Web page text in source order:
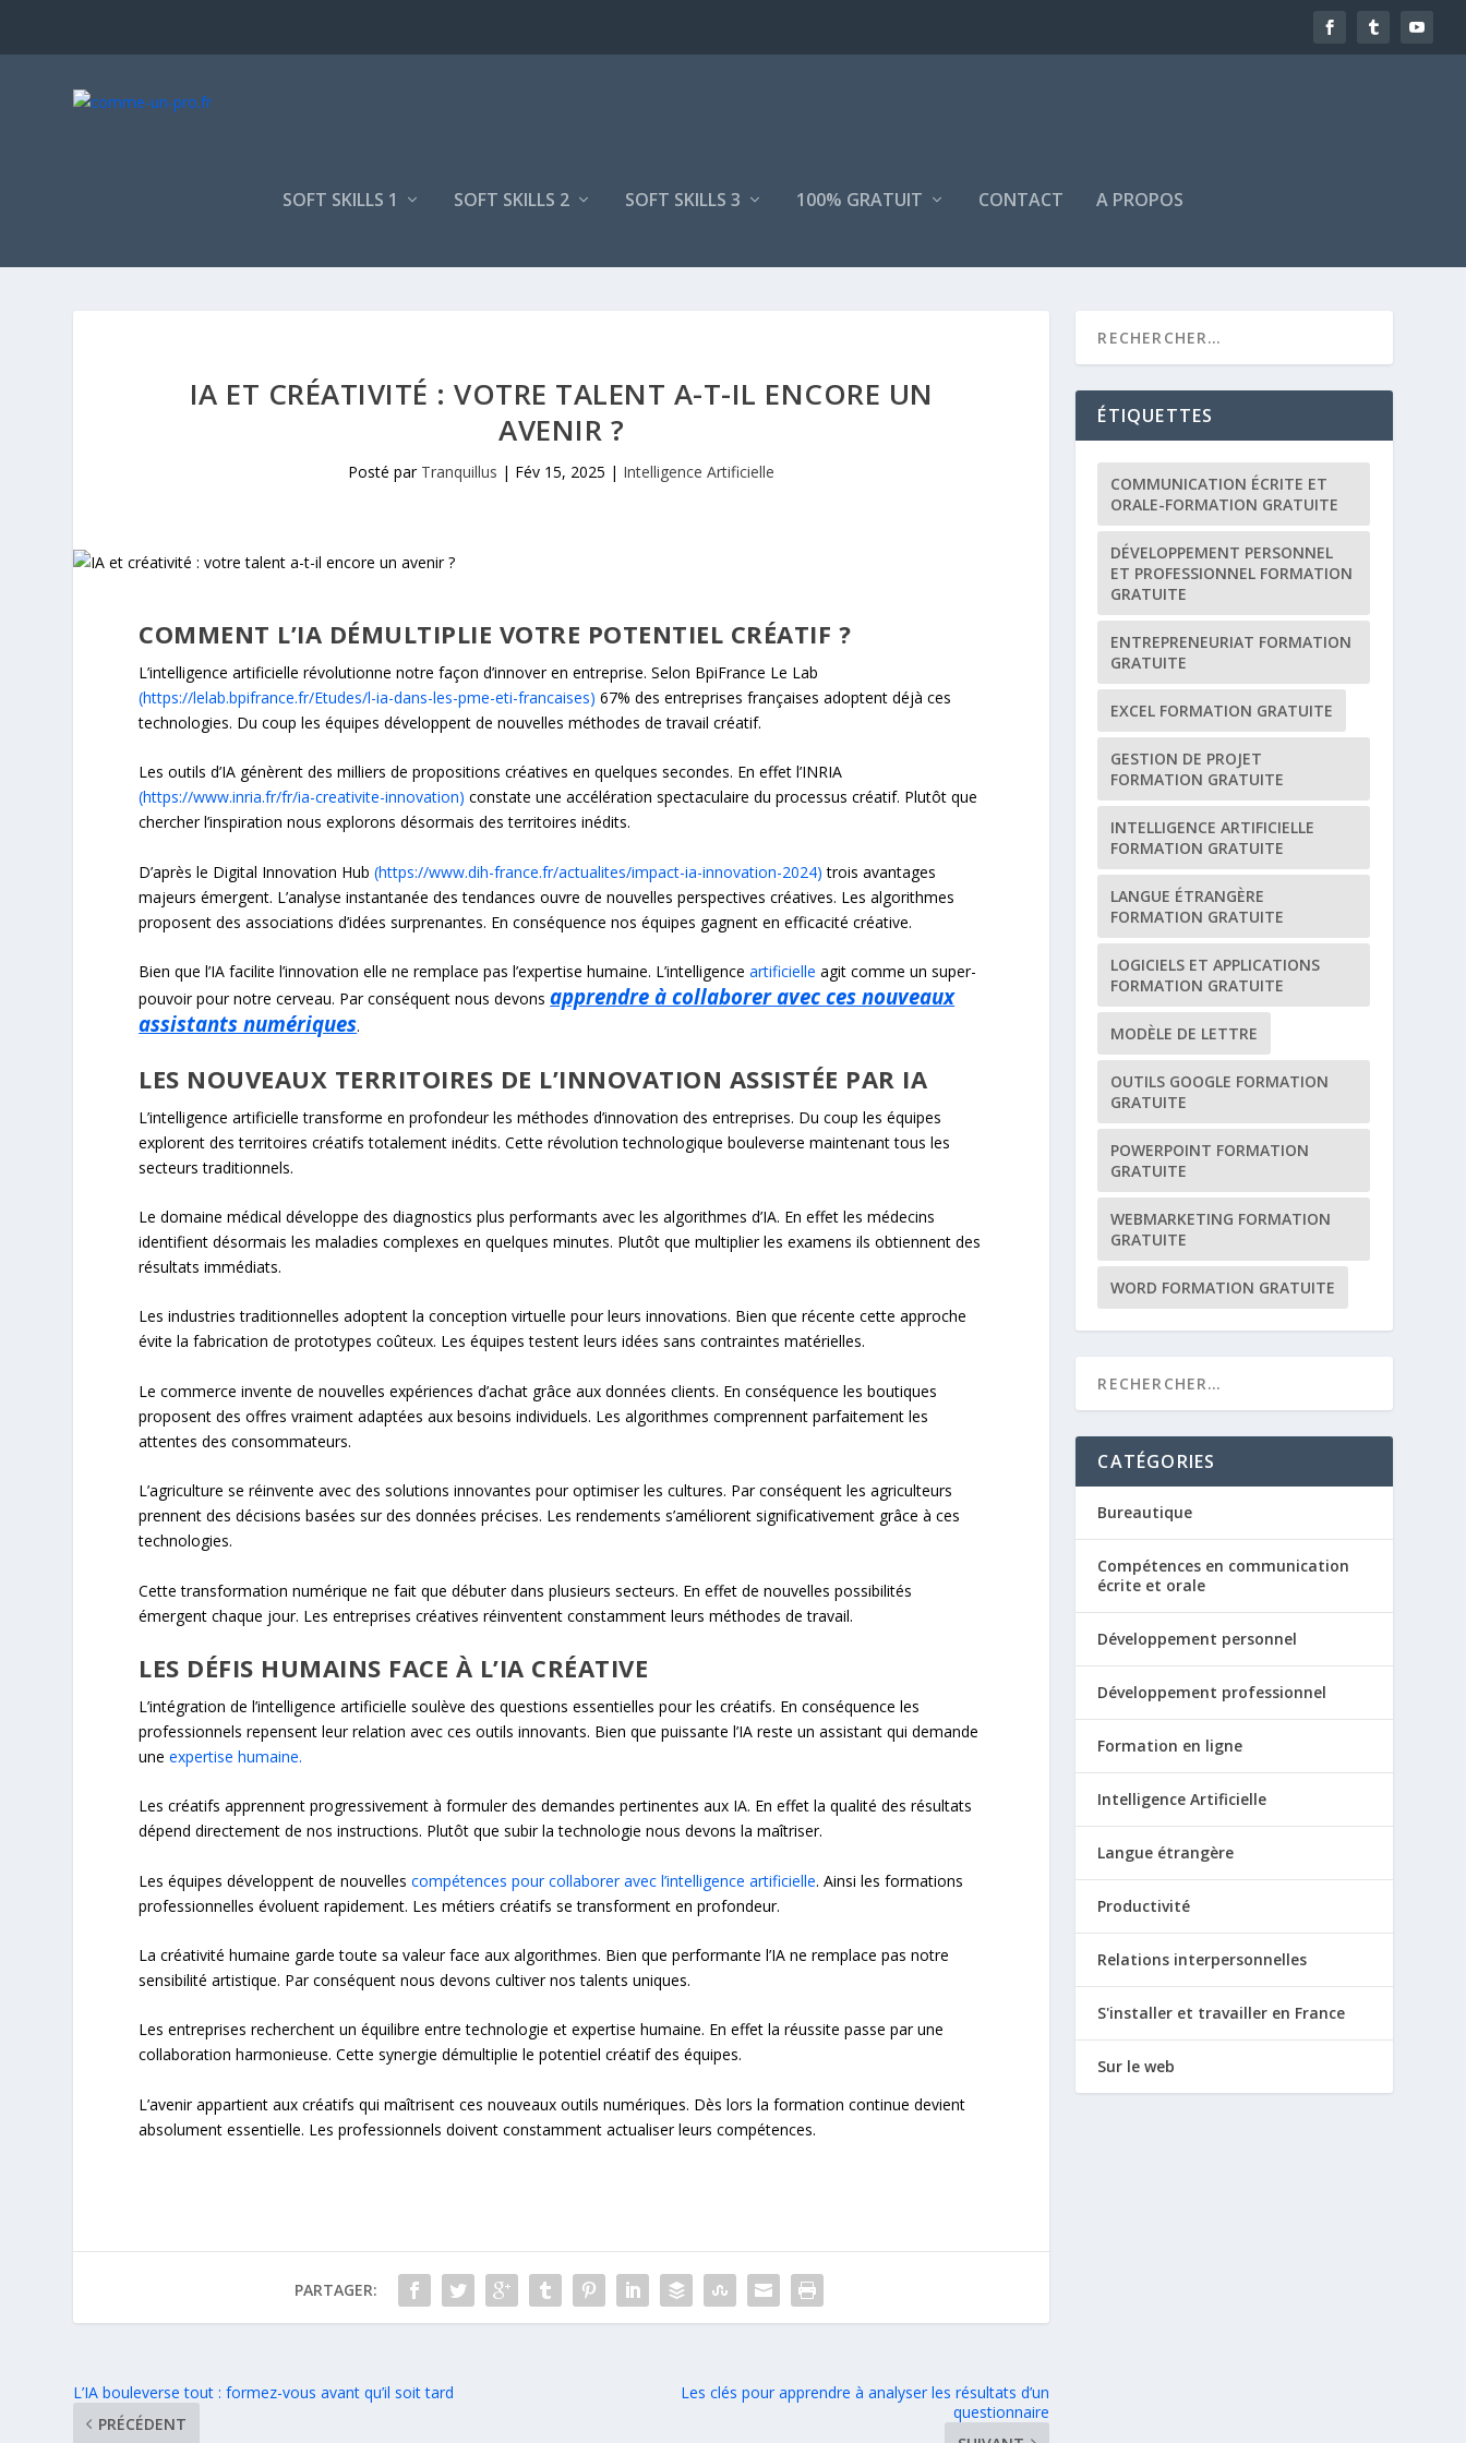
SOFT SKILLS 1 SOFT SKILLS 2 SOFT SKILLS 3 100% GRATUIT CONTACT A PROPOS
IA ET CRÉATIVITÉ : VOTRE TALENT A-T-IL ENCORE UN
AVENIR ?
Posté par Tranquillus | Fév 15, 2025 | Intelligence Artificielle
COMMENT L’IA DÉMULTIPLIE VOTRE POTENTIEL CRÉATIF ?
L’intelligence artificielle révolutionne notre façon d’innover en entreprise. Selon BpiFrance Le Lab
(https://lelab.bpifrance.fr/Etudes/l-ia-dans-les-pme-eti-francaises) 67% des entreprises françaises adoptent déjà ces
technologies. Du coup les équipes développent de nouvelles méthodes de travail créatif.
Les outils d’IA génèrent des milliers de propositions créatives en quelques secondes. En effet l’INRIA
(https://www.inria.fr/fr/ia-creativite-innovation) constate une accélération spectaculaire du processus créatif. Plutôt que
chercher l’inspiration nous explorons désormais des territoires inédits.
D’après le Digital Innovation Hub(https://www.dih-france.fr/actualites/impact-ia-innovation-2024) trois avantages
majeurs émergent. L’analyse instantanée des tendances ouvre de nouvelles perspectives créatives. Les algorithmes
proposent des associations d’idées surprenantes. En conséquence nos équipes gagnent en efficacité créative.
Bien que l’IA facilite l’innovation elle ne remplace pas l’expertise humaine. L’intelligenceartificielle agit comme un super-
pouvoir pour notre cerveau. Par conséquent nous devonsapprendre à collaborer avec ces nouveaux
assistants numériques.
LES NOUVEAUX TERRITOIRES DE L’INNOVATION ASSISTÉE PAR IA
L’intelligence artificielle transforme en profondeur les méthodes d’innovation des entreprises. Du coup les équipes
explorent des territoires créatifs totalement inédits. Cette révolution technologique bouleverse maintenant tous les
secteurs traditionnels.
Le domaine médical développe des diagnostics plus performants avec les algorithmes d’IA. En effet les médecins
identifient désormais les maladies complexes en quelques minutes. Plutôt que multiplier les examens ils obtiennent des
résultats immédiats.
Les industries traditionnelles adoptent la conception virtuelle pour leurs innovations. Bien que récente cette approche
évite la fabrication de prototypes coûteux. Les équipes testent leurs idées sans contraintes matérielles.
Le commerce invente de nouvelles expériences d’achat grâce aux données clients. En conséquence les boutiques
proposent des offres vraiment adaptées aux besoins individuels. Les algorithmes comprennent parfaitement les
attentes des consommateurs.
L’agriculture se réinvente avec des solutions innovantes pour optimiser les cultures. Par conséquent les agriculteurs
prennent des décisions basées sur des données précises. Les rendements s’améliorent significativement grâce à ces
technologies.
Cette transformation numérique ne fait que débuter dans plusieurs secteurs. En effet de nouvelles possibilités
émergent chaque jour. Les entreprises créatives réinventent constamment leurs méthodes de travail.
LES DÉFIS HUMAINS FACE À L’IA CRÉATIVE
L’intégration de l’intelligence artificielle soulève des questions essentielles pour les créatifs. En conséquence les
professionnels repensent leur relation avec ces outils innovants. Bien que puissante l’IA reste un assistant qui demande
uneexpertise humaine.
Les créatifs apprennent progressivement à formuler des demandes pertinentes aux IA. En effet la qualité des résultats
dépend directement de nos instructions. Plutôt que subir la technologie nous devons la maîtriser.
Les équipes développent de nouvellescompétences pour collaborer avec l’intelligence artificielle. Ainsi les formations
professionnelles évoluent rapidement. Les métiers créatifs se transforment en profondeur.
La créativité humaine garde toute sa valeur face aux algorithmes. Bien que performante l’IA ne remplace pas notre
sensibilité artistique. Par conséquent nous devons cultiver nos talents uniques.
Les entreprises recherchent un équilibre entre technologie et expertise humaine. En effet la réussite passe par une
collaboration harmonieuse. Cette synergie démultiplie le potentiel créatif des équipes.
L’avenir appartient aux créatifs qui maîtrisent ces nouveaux outils numériques. Dès lors la formation continue devient
absolument essentielle. Les professionnels doivent constamment actualiser leurs compétences.
PARTAGER:
L’IA bouleverse tout : formez-vous avant qu’il soit tard
PRÉCÉDENT
Les clés pour apprendre à analyser les résultats d’un
questionnaire
ÉTIQUETTES
COMMUNICATION ÉCRITE ET
ORALE-FORMATION GRATUITE
DÉVELOPPEMENT PERSONNEL
ET PROFESSIONNEL FORMATION
GRATUITE
ENTREPRENEURIAT FORMATION
GRATUITE
EXCEL FORMATION GRATUITE
GESTION DE PROJET
FORMATION GRATUITE
INTELLIGENCE ARTIFICIELLE
FORMATION GRATUITE
LANGUE ÉTRANGÈRE
FORMATION GRATUITE
LOGICIELS ET APPLICATIONS
FORMATION GRATUITE
MODÈLE DE LETTRE
OUTILS GOOGLE FORMATION
GRATUITE
POWERPOINT FORMATION
GRATUITE
WEBMARKETING FORMATION
GRATUITE
WORD FORMATION GRATUITE
CATÉGORIES
Bureautique
Compétences en communication
écrite et orale
Développement personnel
Développement professionnel
Formation en ligne
Intelligence Artificielle
Langue étrangère
Productivité
Relations interpersonnelles
S'installer et travailler en France
Sur le web